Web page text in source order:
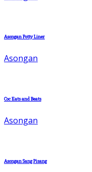
Asongan Potty Liner
Asongan
Coc Eats and Beats
Asongan
Asongan Sang Pisang